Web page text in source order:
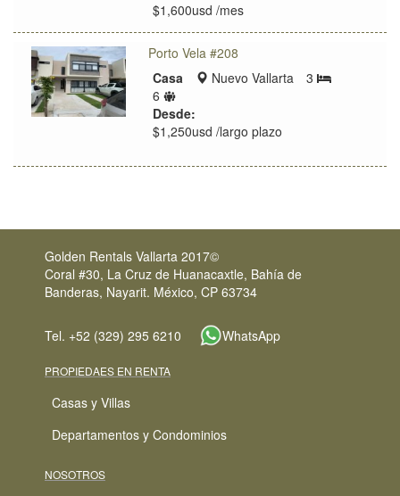
huéspedes
$1,600usd /mes
Porto Vela #208
Casa
Zona
Nuevo Vallarta 3 Bedrooms
6
Límite
de
huéspedes
Desde:
$1,250usd /largo plazo
Golden Rentals Vallarta 2017©
Coral #30, La Cruz de Huanacaxtle, Bahía de
Banderas, Nayarit. México, CP 63734
Tel. +52 (329) 295 6210 WhatsApp
PROPIEDAES EN RENTA
Casas y Villas
Departamentos y Condominios
NOSOTROS